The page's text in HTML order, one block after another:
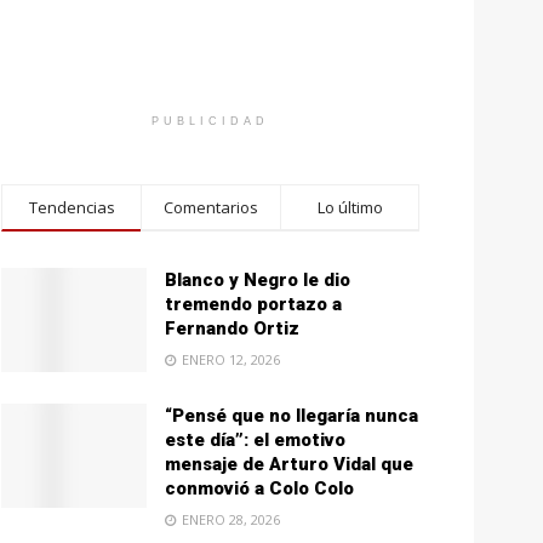
PUBLICIDAD
Tendencias Comentarios Lo último
Blanco y Negro le dio
tremendo portazo a
Fernando Ortiz
ENERO 12, 2026
“Pensé que no llegaría nunca
este día”: el emotivo
mensaje de Arturo Vidal que
conmovió a Colo Colo
ENERO 28, 2026